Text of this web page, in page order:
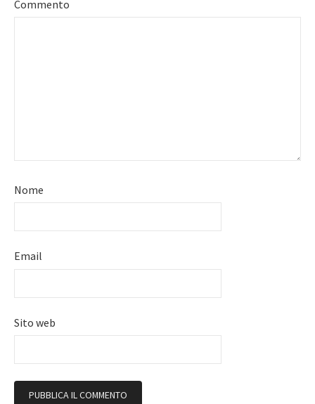
Commento
Nome
Email
Sito web